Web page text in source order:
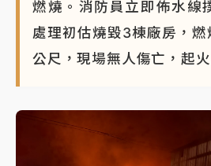
燃燒。消防員立即佈水線
處理初估燒毀3棟廠房，
公尺，現場無人傷亡，起火